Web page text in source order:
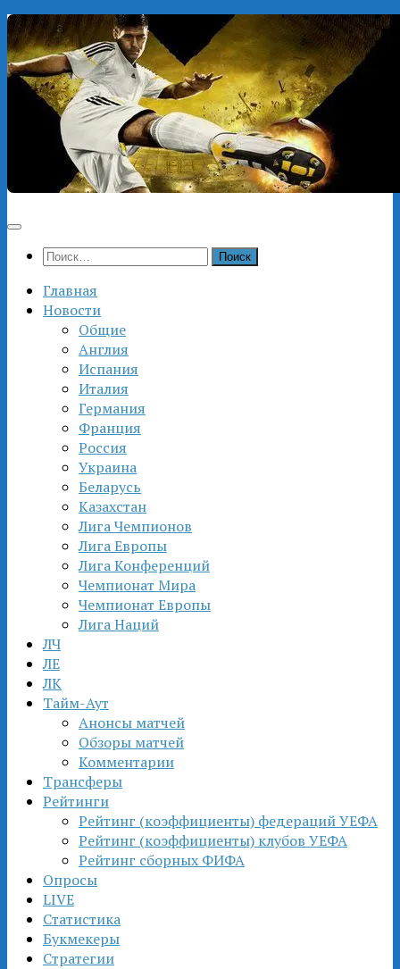
Перейти
к
содержимому
Найти:
Главная
Новости
Общие
Англия
Испания
Италия
Германия
Франция
Россия
Украина
Беларусь
Казахстан
Лига Чемпионов
Лига Европы
Лига Конференций
Чемпионат Мира
Чемпионат Европы
Лига Наций
ЛЧ
ЛЕ
ЛК
Тайм-Аут
Анонсы матчей
Обзоры матчей
Комментарии
Трансферы
Рейтинги
Рейтинг (коэффициенты) федераций УЕФА
Рейтинг (коэффициенты) клубов УЕФА
Рейтинг сборных ФИФА
Опросы
LIVE
Статистика
Букмекеры
Стратегии